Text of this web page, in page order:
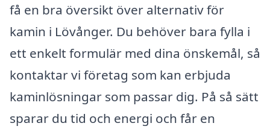
få en bra översikt över alternativ för
kamin i Lövånger. Du behöver bara fylla i
ett enkelt formulär med dina önskemål, så
kontaktar vi företag som kan erbjuda
kaminlösningar som passar dig. På så sätt
sparar du tid och energi och får en